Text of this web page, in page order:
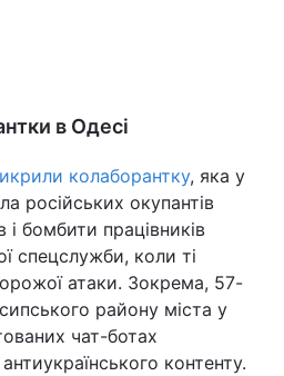
в Одесі
колаборантку, яка у
російських окупантів
і бомбити працівників
спецслужби, коли ті
атаки. Зокрема, 57-
району міста у
чат-ботах
контенту.